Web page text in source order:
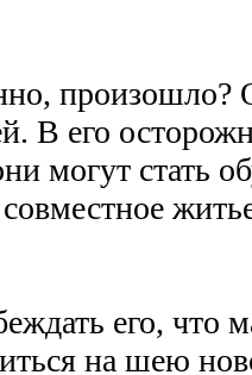
произошло?
В его
могут стать
его, что
на шею